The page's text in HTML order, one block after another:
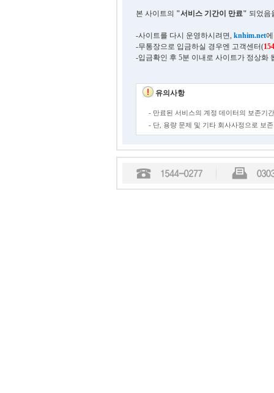
본 사이트의 "서비스 기간이 만료" 되었음
-사이트를 다시 운영하시려면, knhim.net
-무통장으로 입금하실 경우엔 고객센터(
-입금확인 후 5분 이내로 사이트가 정상화
유의사항
- 만료된 서비스의 계정 데이터의 보존기
- 단, 용량 문제 및 기타 회사사정으로 보